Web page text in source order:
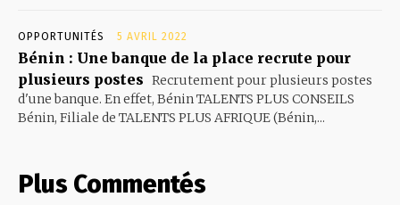
OPPORTUNITÉS 5 AVRIL 2022
Bénin : Une banque de la place recrute pour
plusieurs postes Recrutement pour plusieurs postes
d'une banque. En effet, Bénin TALENTS PLUS CONSEILS
Bénin, Filiale de TALENTS PLUS AFRIQUE (Bénin,...
Plus Commentés